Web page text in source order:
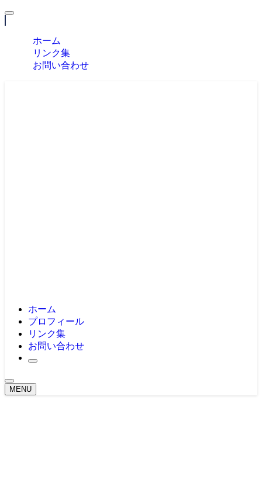
ホーム
リンク集
お問い合わせ
ホーム
プロフィール
リンク集
お問い合わせ
MENU